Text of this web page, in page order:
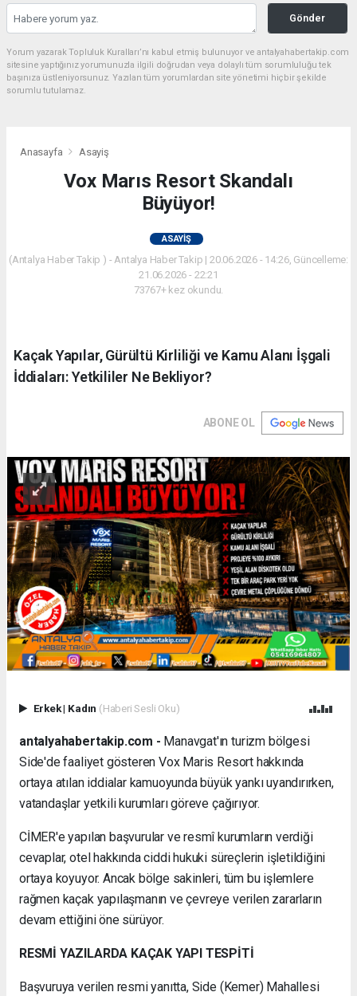
Gönder
Yorum yazarak Topluluk Kuralları’nı kabul etmiş bulunuyor ve antalyahabertakip.com
sitesine yaptığınız yorumunuzla ilgili doğrudan veya dolaylı tüm sorumluluğu tek
başınıza üstleniyorsunuz. Yazılan tüm yorumlardan site yönetimi hiçbir şekilde
sorumlu tutulamaz.
Anasayfa Asayiş
Vox Marıs Resort Skandalı
Büyüyor!
ASAYIŞ
(Antalya Haber Takip ) - Antalya Haber Takip | 20.06.2026 - 14:26, Güncelleme:
21.06.2026 - 22:21
73767+ kez okundu.
Kaçak Yapılar, Gürültü Kirliliği ve Kamu Alanı İşgali
İddiaları: Yetkililer Ne Bekliyor?
ABONE OL
Erkek| Kadın (Haberi Sesli Oku)
antalyahabertakip.com - Manavgat'ın turizm bölgesi
Side'de faaliyet gösteren Vox Maris Resort hakkında
ortaya atılan iddialar kamuoyunda büyük yankı uyandırırken,
vatandaşlar yetkili kurumları göreve çağırıyor.
CİMER'e yapılan başvurular ve resmî kurumların verdiği
cevaplar, otel hakkında ciddi hukuki süreçlerin işletildiğini
ortaya koyuyor. Ancak bölge sakinleri, tüm bu işlemlere
rağmen kaçak yapılaşmanın ve çevreye verilen zararların
devam ettiğini öne sürüyor.
RESMİ YAZILARDA KAÇAK YAPI TESPİTİ
Başvuruya verilen resmi yanıtta, Side (Kemer) Mahallesi